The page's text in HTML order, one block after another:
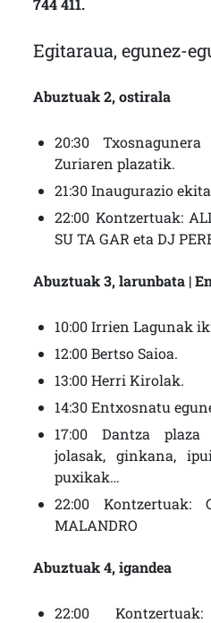
744 411.
Egitaraua, egunez-
Abuztuak 2, ostirala
20:30
Zuriaren plazatik.
21:30 Inaugurazio
22:00 Kontzertuak:
SU TA GAR eta DJ
Abuztuak 3, larunbata |
10:00 Irrien Lagunak
12:00 Bertso Saioa.
13:00 Herri Kirolak.
14:30 Entxosnatu
17:00 Dantza
jolasak, ginkana,
puxikak…
22:00 Kontzertuak:
MALANDRO
Abuztuak 4, igandea
22:00